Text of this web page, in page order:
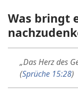
Was bringt
„Das Herz des
(Sprüche 15:28)